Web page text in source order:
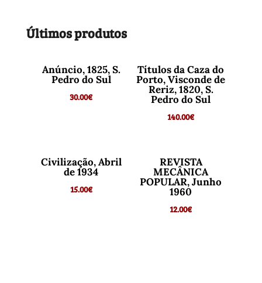
Últimos produtos
Anúncio, 1825, S.
Pedro do Sul
30.00€
Títulos da Caza do
Porto, Visconde de
Reriz, 1820, S.
Pedro do Sul
140.00€
Civilização, Abril
de 1934
15.00€
REVISTA
MECÂNICA
POPULAR, Junho
1960
12.00€